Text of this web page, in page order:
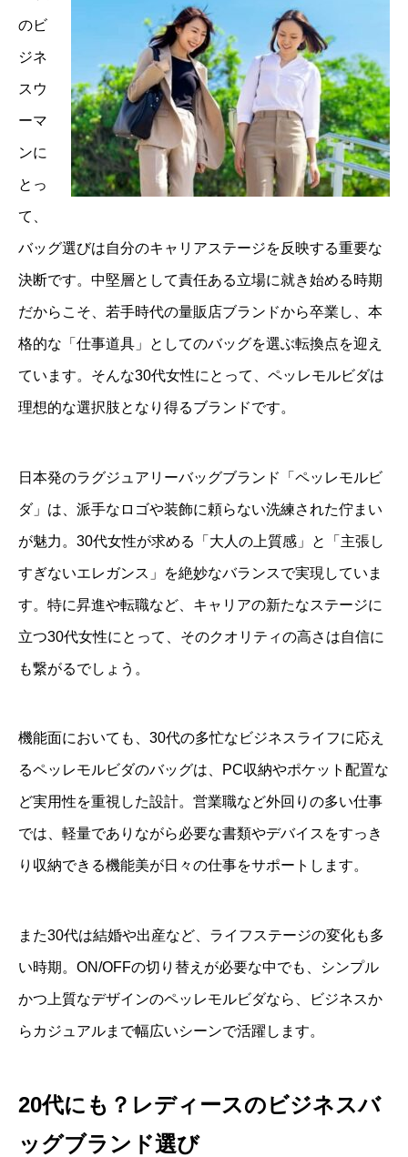
のビ
ジネ
スウ
ーマ
ンに
とっ
て、
バッグ選びは自分のキャリアステージを反映する重要な
決断です。中堅層として責任ある立場に就き始める時期
だからこそ、若手時代の量販店ブランドから卒業し、本
格的な「仕事道具」としてのバッグを選ぶ転換点を迎え
ています。そんな30代女性にとって、ペッレモルビダは
理想的な選択肢となり得るブランドです。
日本発のラグジュアリーバッグブランド「ペッレモルビ
ダ」は、派手なロゴや装飾に頼らない洗練された佇まい
が魅力。30代女性が求める「大人の上質感」と「主張し
すぎないエレガンス」を絶妙なバランスで実現していま
す。特に昇進や転職など、キャリアの新たなステージに
立つ30代女性にとって、そのクオリティの高さは自信に
も繋がるでしょう。
機能面においても、30代の多忙なビジネスライフに応え
るペッレモルビダのバッグは、PC収納やポケット配置な
ど実用性を重視した設計。営業職など外回りの多い仕事
では、軽量でありながら必要な書類やデバイスをすっき
り収納できる機能美が日々の仕事をサポートします。
また30代は結婚や出産など、ライフステージの変化も多
い時期。ON/OFFの切り替えが必要な中でも、シンプル
かつ上質なデザインのペッレモルビダなら、ビジネスか
らカジュアルまで幅広いシーンで活躍します。
20代にも？レディースのビジネスバ
ッグブランド選び